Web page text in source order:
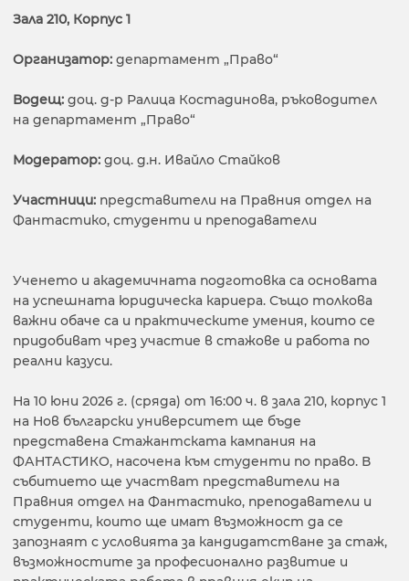
Зала 210, Корпус 1
Организатор: департамент „Право“
Водещ: доц. д-р Ралица Костадинова, ръководител
на департамент „Право“
Модератор: доц. д.н. Ивайло Стайков
Участници: представители на Правния отдел на
Фантастико, студенти и преподаватели
Ученето и академичната подготовка са основата
на успешната юридическа кариера. Също толкова
важни обаче са и практическите умения, които се
придобиват чрез участие в стажове и работа по
реални казуси.
На 10 юни 2026 г. (сряда) от 16:00 ч. в зала 210, корпус 1
на Нов български университет ще бъде
представена Стажантската кампания на
ФАНТАСТИКО, насочена към студенти по право. В
събитието ще участват представители на
Правния отдел на Фантастико, преподаватели и
студенти, които ще имат възможност да се
запознаят с условията за кандидатстване за стаж,
възможностите за професионално развитие и